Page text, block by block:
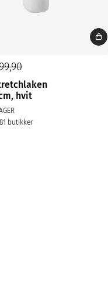
hvit
butikker